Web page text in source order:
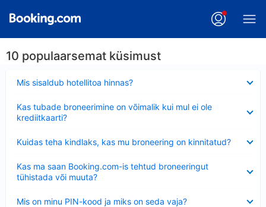
10 populaarsemat küsimust
Mis sisaldub hotellitoa hinnas?
Kas tubade broneerimine on võimalik kui mul ei ole
krediitkaarti?
Kuidas teha kindlaks, kas mu broneering on kinnitatud?
Kas ma saan Booking.com-is tehtud broneeringut
tühistada või muuta?
Mis on minu PIN-kood ja miks on seda vaja?